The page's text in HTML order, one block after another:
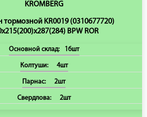
KROMBERG
тормозной KR0019 (0310677720)
BPW ROR
Основной склад: 16шт
Колтуши: 4шт
Парнас: 2шт
Свердлова: 2шт